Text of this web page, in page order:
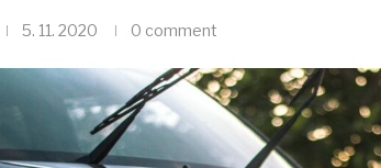
5. 11. 2020 0 comment